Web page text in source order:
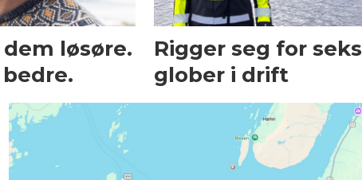
løsøre.
Rigger seg for seks
glober i drift